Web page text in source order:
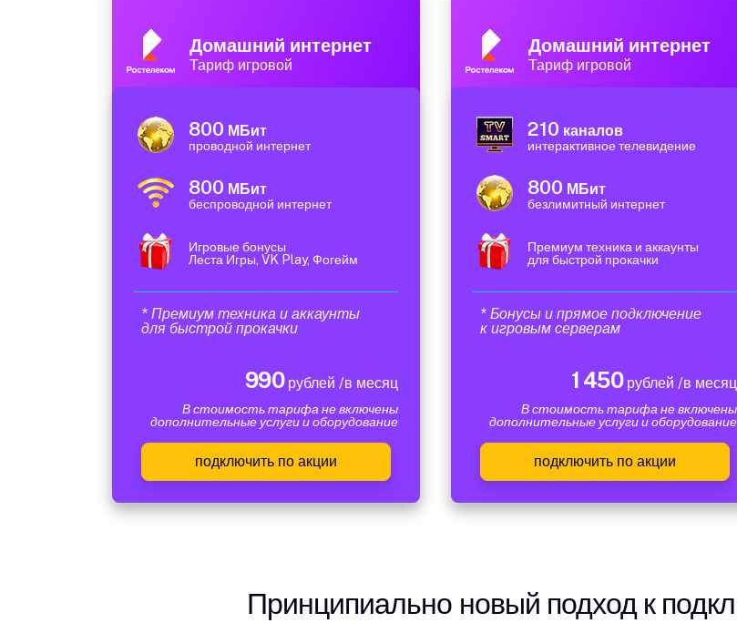
Домашний интернет
Тариф игровой
800 МБит
проводной интернет
800 МБит
беспроводной интернет
Игровые бонусы
Леста Игры, VK Play, Фогейм
* Премиум техника и аккаунты
для быстрой прокачки
990рублей /в месяц
В стоимость тарифа не включены
дополнительные услуги и оборудование
подключить по акции
Домашний интернет
Тариф игровой
210 каналов
интерактивное телевидение
800 МБит
безлимитный интернет
Премиум техника и аккаунты
для быстрой прокачки
* Бонусы и прямое подключение
к игровым серверам
1 450рублей /в месяц
В стоимость тарифа не включены
дополнительные услуги и оборудование
подключить по акции
Принципиально новый подход к